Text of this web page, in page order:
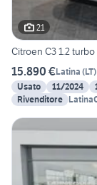
21
Citroen C3 1.2
15.890 €Latina (LT)
Usato
11/2024
Rivenditore